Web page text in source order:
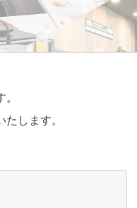
します。